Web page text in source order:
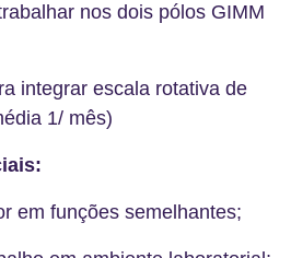
nos dois pólos GIMM
integrar escala rotativa de
1/ mês)
em funções semelhantes;